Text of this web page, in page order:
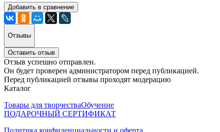
Добавить в сравнение
Отзывы
Оставить отзыв
Отзыв успешно отправлен.
Он будет проверен администратором перед публикацией.
Перед публикацией отзывы проходят модерацию
Каталог
Товары для творчестваОбучение
ПОДАРОЧНЫЙ СЕРТИФИКАТ
Политика конфиденциальности и оферта